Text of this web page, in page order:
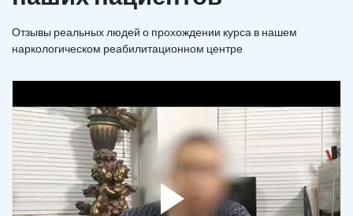
Отзывы реальных людей о прохождении курса в нашем
наркологическом реабилитационном центре